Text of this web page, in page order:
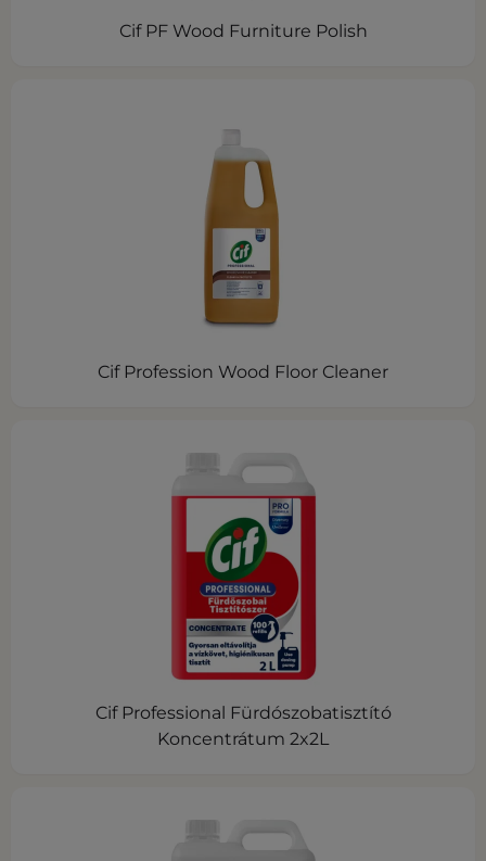
Cif PF Wood Furniture Polish
Cif Profession Wood Floor Cleaner
Cif Professional Fürdószobatisztító
Koncentrátum 2x2L